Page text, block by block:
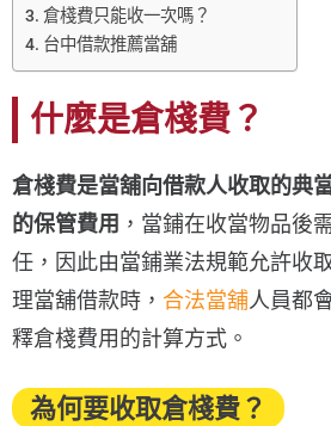
倉棧費只能收一次嗎？
台中借款推薦當舖
什麼是倉棧費？
倉棧費是當舖向借款人收取的典
的保管費用 ，當鋪在收當物品後
任，因此由當鋪業法規範允許收
理當舖借款時， 合法當舖人員都
釋倉棧費用的計算方式。
為何要收取倉棧費？